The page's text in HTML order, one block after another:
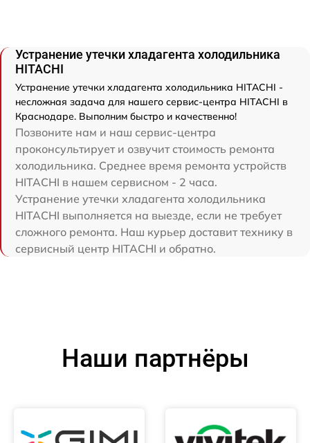
Устранение утечки хладагента холодильника
HITACHI
Устранение утечки хладагента холодильника HITACHI -
несложная задача для нашего сервис-центра HITACHI в
Краснодаре. Выполним быстро и качественно!
Позвоните нам и наш сервис-центра
проконсультирует и озвучит стоимость ремонта
холодильника. Среднее время ремонта устройств
HITACHI в нашем сервисном - 2 часа.
Устранение утечки хладагента холодильника
HITACHI выполняется на выезде, если не требует
сложного ремонта. Наш курьер доставит технику в
сервисный центр HITACHI и обратно.
Наши партнёры